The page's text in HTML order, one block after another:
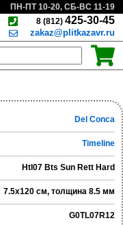
ПН-ПТ 10-20, СБ-ВС 11-19
8 (812) 425-30-45
zakaz@plitkazavr.ru
Del Conca
Timeline
Htl07 Bts Sun Rett Hard
7.5x120 см, толщина 8.5 мм
G0TL07R12